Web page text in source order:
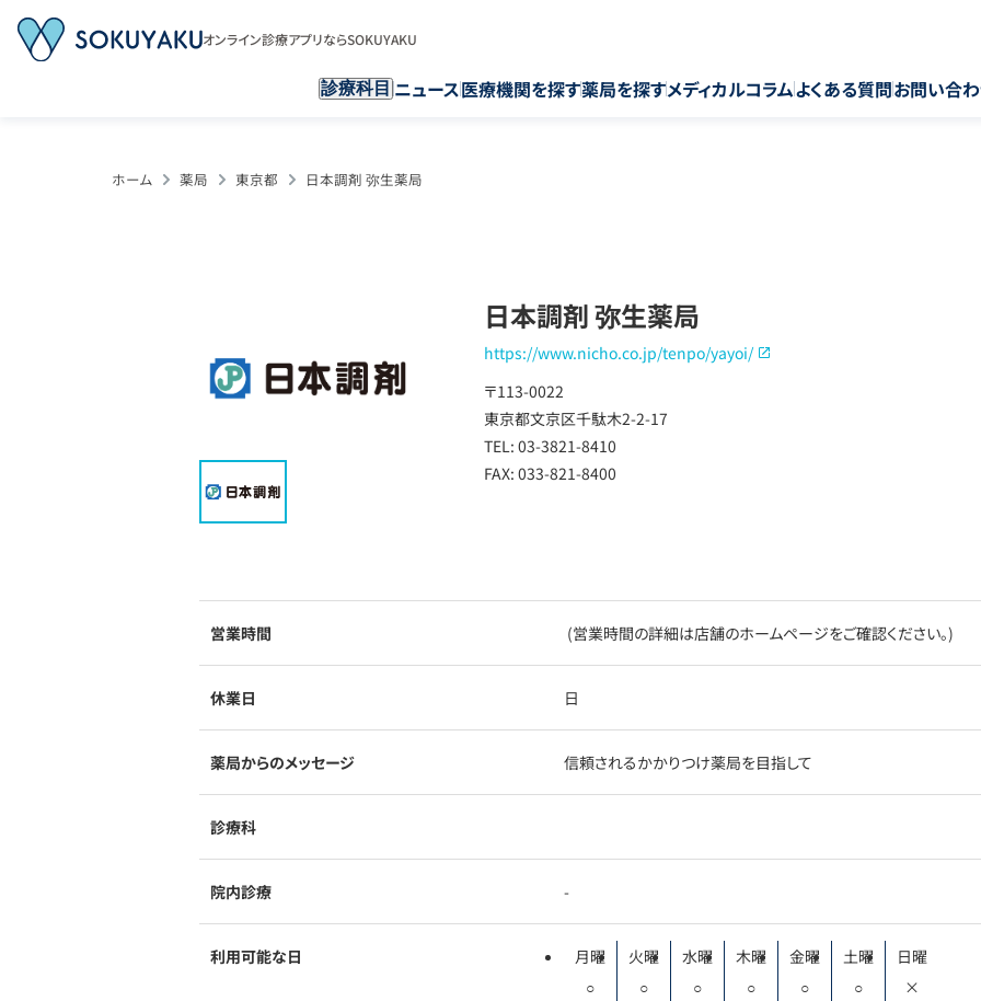
オンライン診療アプリならSOKUYAKU
診療科目 ニュース医療機関を探す薬局を探すメディカルコラムよくある質問お問い合
ホーム 薬局 東京都 日本調剤 弥生薬局
日本調剤 弥生薬局
https://www.nicho.co.jp/tenpo/yayoi/
〒113-0022
東京都文京区千駄木2-2-17
TEL: 03-3821-8410
FAX: 033-821-8400
営業時間 (営業時間の詳細は店舗のホームページをご確認ください。)
休業日 日
薬局からのメッセージ 信頼されるかかりつけ薬局を目指して
診療科
院内診療 -
利用可能な日
月曜
○
火曜
○
水曜
○
木曜
○
金曜
○
土曜
○
日曜
×